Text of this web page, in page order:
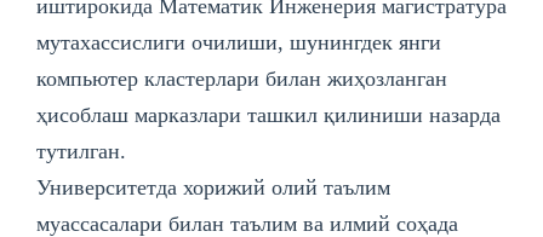
иштирокида Математик Инженерия магистратура
мутахассислиги очилиши, шунингдек янги
компьютер кластерлари билан жиҳозланган
ҳисоблаш марказлари ташкил қилиниши назарда
тутилган.
Унивeрситeтда хорижий олий таълим
муассасалари билан таълим ва илмий соҳада